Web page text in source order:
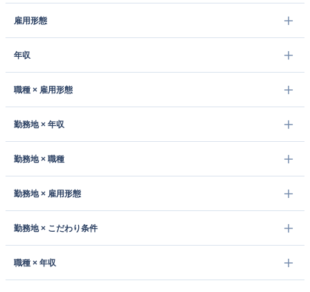
雇用形態
年収
職種 × 雇用形態
勤務地 × 年収
勤務地 × 職種
勤務地 × 雇用形態
勤務地 × こだわり条件
職種 × 年収